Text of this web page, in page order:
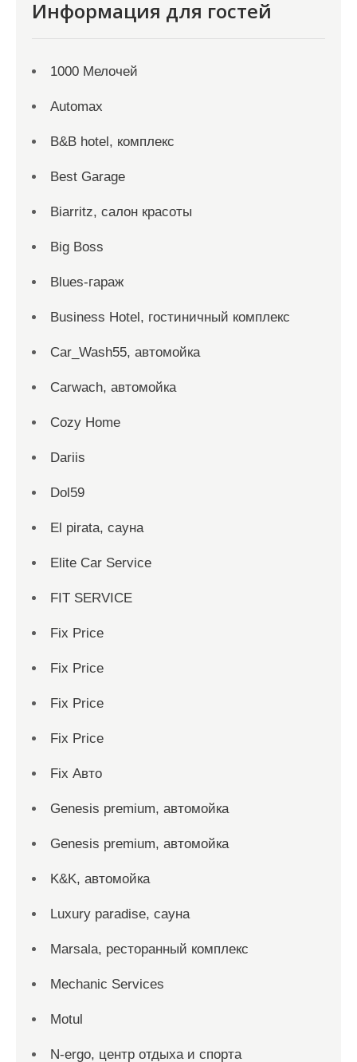
Информация для гостей
1000 Мелочей
Automax
B&B hotel, комплекс
Best Garage
Biarritz, салон красоты
Big Boss
Blues-гараж
Business Hotel, гостиничный комплекс
Car_Wash55, автомойка
Carwach, автомойка
Cozy Home
Dariis
Dol59
El pirata, сауна
Elite Car Service
FIT SERVICE
Fix Price
Fix Price
Fix Price
Fix Price
Fix Авто
Genesis premium, автомойка
Genesis premium, автомойка
K&K, автомойка
Luxury paradise, сауна
Marsala, ресторанный комплекс
Mechanic Services
Motul
N-ergo, центр отдыха и спорта